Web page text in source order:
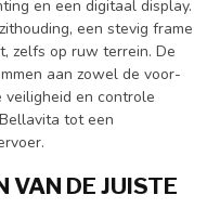
en een digitaal display.
een stevig frame
zelfs op ruw terrein. De
aan zowel de voor-
en controle
tot een
VAN DE JUISTE